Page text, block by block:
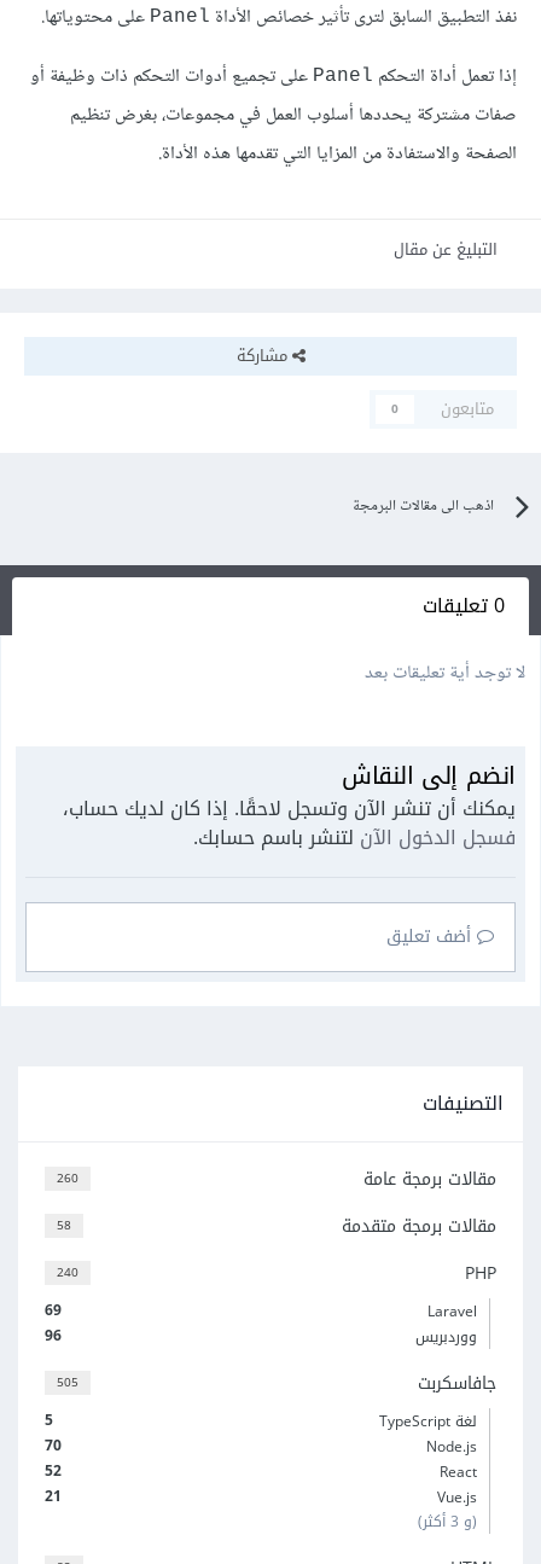
نفذ التطبيق السابق لترى تأثير خصائص الأداة Panel على محتوياتها.
إذا تعمل أداة التحكم Panel على تجميع أدوات التحكم ذات وظيفة أو
صفات مشتركة يحددها أسلوب العمل في مجموعات، بغرض تنظيم
الصفحة والاستفادة من المزايا التي تقدمها هذه الأداة.
التبليغ عن مقال
مشاركة
متابعون
0
اذهب الى مقالات البرمجة
0 تعليقات
لا توجد أية تعليقات بعد
انضم إلى النقاش
يمكنك أن تنشر الآن وتسجل لاحقًا. إذا كان لديك حساب،
فسجل الدخول الآن لتنشر باسم حسابك.
أضف تعليق
التصنيفات
260 مقالات برمجة عامة
58 مقالات برمجة متقدمة
240 PHP
69
Laravel
96
ووردبريس
505 جافاسكربت
5
لغة TypeScript
70
Node.js
52
React
21
Vue.js
(و 3 أكثر)